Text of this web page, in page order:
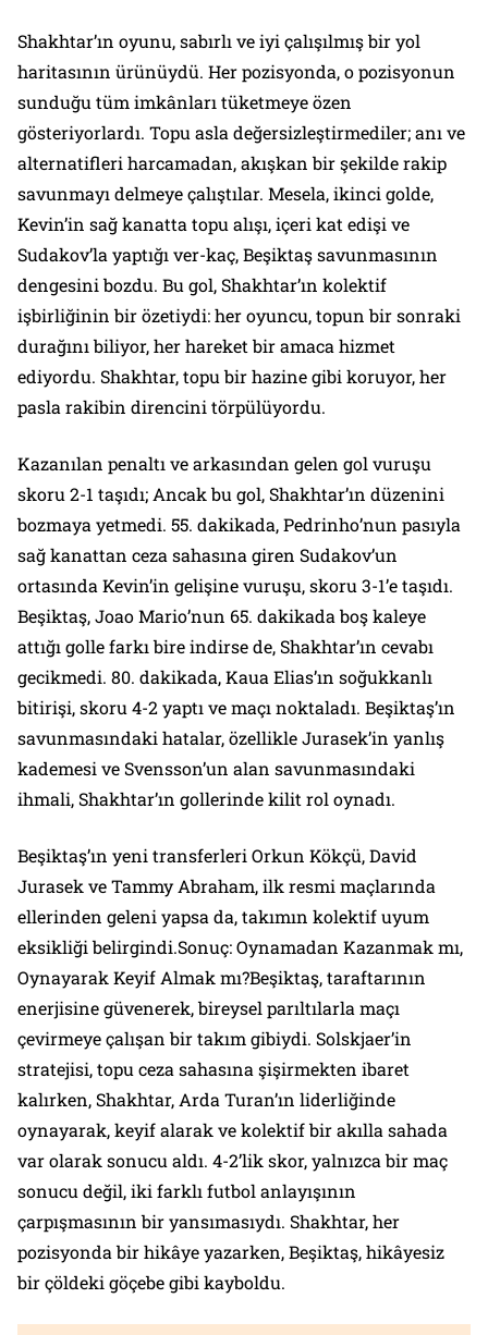
Shakhtar’ın oyunu, sabırlı ve iyi çalışılmış bir yol
haritasının ürünüydü. Her pozisyonda, o pozisyonun
sunduğu tüm imkânları tüketmeye özen
gösteriyorlardı. Topu asla değersizleştirmediler; anı ve
alternatifleri harcamadan, akışkan bir şekilde rakip
savunmayı delmeye çalıştılar. Mesela, ikinci golde,
Kevin’in sağ kanatta topu alışı, içeri kat edişi ve
Sudakov’la yaptığı ver-kaç, Beşiktaş savunmasının
dengesini bozdu. Bu gol, Shakhtar’ın kolektif
işbirliğinin bir özetiydi: her oyuncu, topun bir sonraki
durağını biliyor, her hareket bir amaca hizmet
ediyordu. Shakhtar, topu bir hazine gibi koruyor, her
pasla rakibin direncini törpülüyordu.
Kazanılan penaltı ve arkasından gelen gol vuruşu
skoru 2-1 taşıdı; Ancak bu gol, Shakhtar’ın düzenini
bozmaya yetmedi. 55. dakikada, Pedrinho’nun pasıyla
sağ kanattan ceza sahasına giren Sudakov’un
ortasında Kevin’in gelişine vuruşu, skoru 3-1’e taşıdı.
Beşiktaş, Joao Mario’nun 65. dakikada boş kaleye
attığı golle farkı bire indirse de, Shakhtar’ın cevabı
gecikmedi. 80. dakikada, Kaua Elias’ın soğukkanlı
bitirişi, skoru 4-2 yaptı ve maçı noktaladı. Beşiktaş’ın
savunmasındaki hatalar, özellikle Jurasek’in yanlış
kademesi ve Svensson’un alan savunmasındaki
ihmali, Shakhtar’ın gollerinde kilit rol oynadı.
Beşiktaş’ın yeni transferleri Orkun Kökçü, David
Jurasek ve Tammy Abraham, ilk resmi maçlarında
ellerinden geleni yapsa da, takımın kolektif uyum
eksikliği belirgindi.Sonuç: Oynamadan Kazanmak mı,
Oynayarak Keyif Almak mı?Beşiktaş, taraftarının
enerjisine güvenerek, bireysel parıltılarla maçı
çevirmeye çalışan bir takım gibiydi. Solskjaer’in
stratejisi, topu ceza sahasına şişirmekten ibaret
kalırken, Shakhtar, Arda Turan’ın liderliğinde
oynayarak, keyif alarak ve kolektif bir akılla sahada
var olarak sonucu aldı. 4-2’lik skor, yalnızca bir maç
sonucu değil, iki farklı futbol anlayışının
çarpışmasının bir yansımasıydı. Shakhtar, her
pozisyonda bir hikâye yazarken, Beşiktaş, hikâyesiz
bir çöldeki göçebe gibi kayboldu.